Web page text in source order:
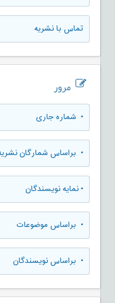
تماس با نشریه
مرور
• شماره جاری
• براساس شمارگان نشریه
•نمایه نویسندگان
• براساس موضوعات
• براساس نویسندگان